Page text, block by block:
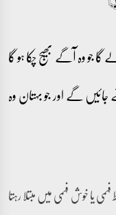
جو وہ آگے بھیج چکا ہو گا
گے اور جو بہتان وہ
یا خوش فہمی میں مبتلا رہتا